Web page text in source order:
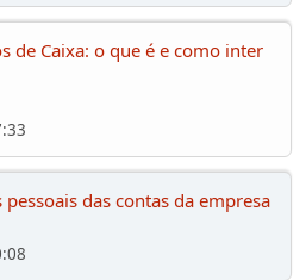
de Caixa: o que é e como inter
das contas da empresa